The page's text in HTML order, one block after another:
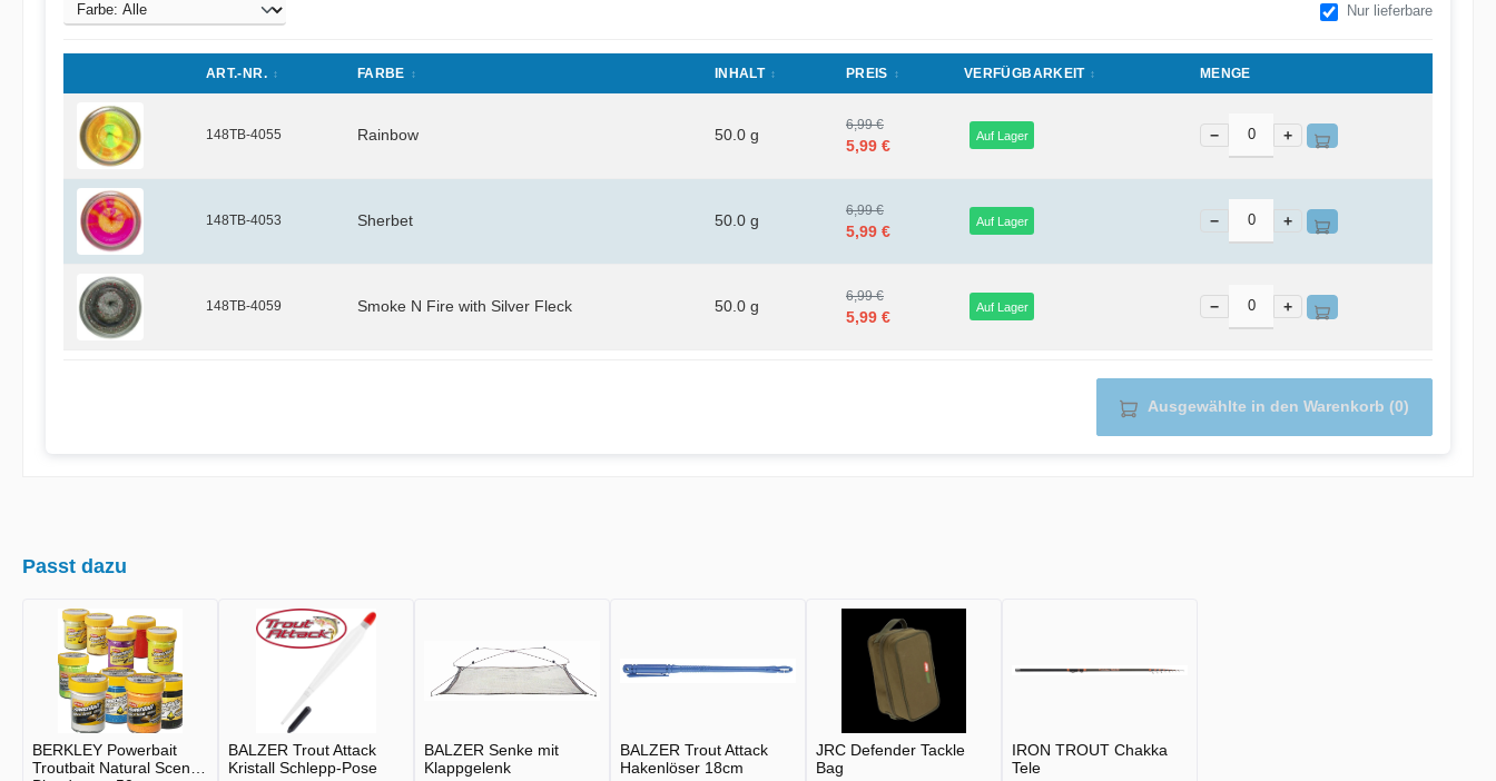
Nur lieferbare
ART.-NR. FARBE INHALT PREIS VERFÜGBARKEIT MENGE
148TB-4055 Rainbow 50.0 g
6,99 €
5,99 €
Auf Lager − +
148TB-4053 Sherbet 50.0 g
6,99 €
5,99 €
Auf Lager − +
148TB-4059 Smoke N Fire with Silver Fleck 50.0 g
6,99 €
5,99 €
Auf Lager − +
Ausgewählte in den Warenkorb (0)
Passt dazu
BERKLEY Powerbait
Troutbait Natural Scent
BALZER Trout Attack
Kristall Schlepp-Pose
BALZER Senke mit
Klappgelenk
BALZER Trout Attack
Hakenlöser 18cm
JRC Defender Tackle
Bag
IRON TROUT Chakka
Tele